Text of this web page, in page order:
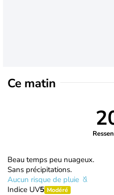
Ce matin
Beau temps peu nuageux.
Sans précipitations.
Aucun risque de pluie
Indice UV5 Modéré